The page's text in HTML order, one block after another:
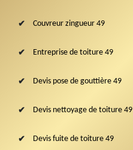
Couvreur zingueur 49
Entreprise de toiture 49
Devis pose de gouttière 49
Devis nettoyage de toiture 49
Devis fuite de toiture 49